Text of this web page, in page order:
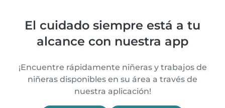
El cuidado siempre está a tu
alcance con nuestra app
¡Encuentre rápidamente niñeras y trabajos de
niñeras disponibles en su área a través de
nuestra aplicación!